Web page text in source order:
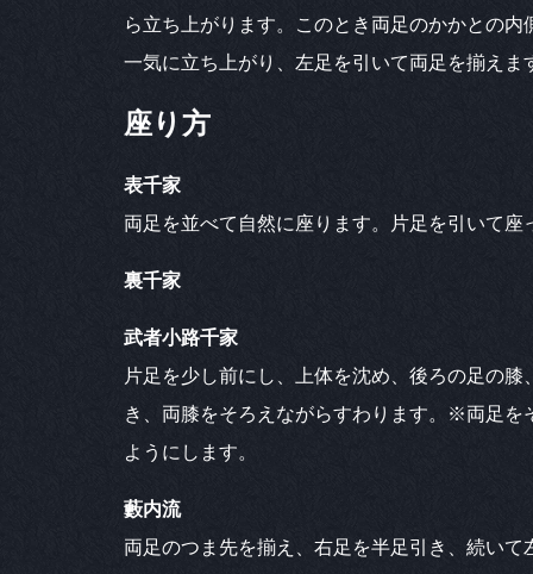
ら立ち上がります。このとき両足のかかとの内
一気に立ち上がり、左足を引いて両足を揃えま
座り方
表千家
両足を並べて自然に座ります。片足を引いて座
裏千家
武者小路千家
片足を少し前にし、上体を沈め、後ろの足の膝
き、両膝をそろえながらすわります。※両足を
ようにします。
藪内流
両足のつま先を揃え、右足を半足引き、続いて